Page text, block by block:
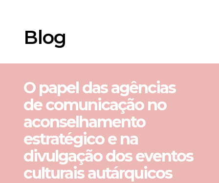
Blog
O papel das agências
de comunicação no
aconselhamento
estratégico e na
divulgação dos eventos
culturais autárquicos